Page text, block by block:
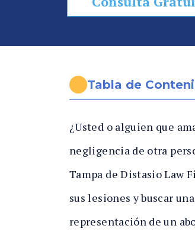
e
er
o
n
In
ju
e
n
Tabla de
¿Usted o alguien que
negligencia de otra
Tampa de Distasio Law
sus lesiones y buscar
representación de un